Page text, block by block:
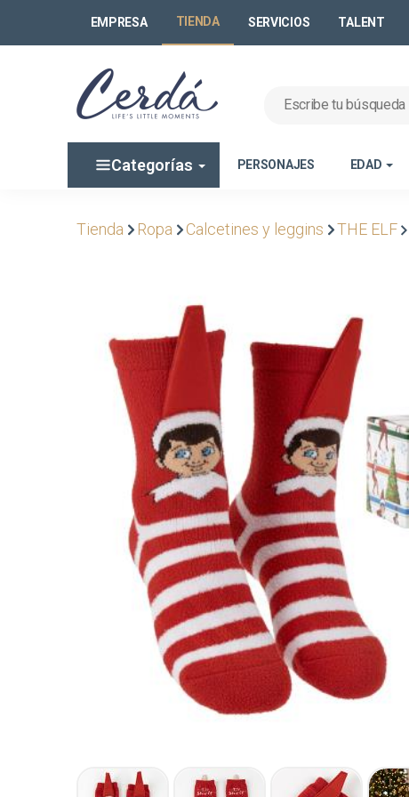
EMPRESA TIENDA SERVICIOS TALENT
Categorías PERSONAJES EDAD
Tienda Ropa Calcetines y leggins THE ELF